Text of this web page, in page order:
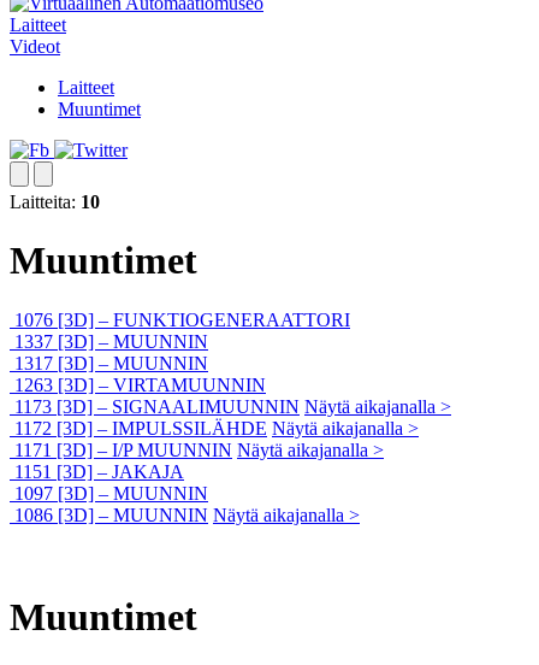
Laitteet
Videot
Laitteet
Muuntimet
Laitteita: 10
Muuntimet
1076 [3D] – FUNKTIOGENERAATTORI
1337 [3D] – MUUNNIN
1317 [3D] – MUUNNIN
1263 [3D] – VIRTAMUUNNIN
1173 [3D] – SIGNAALIMUUNNIN Näytä aikajanalla >
1172 [3D] – IMPULSSILÄHDE Näytä aikajanalla >
1171 [3D] – I/P MUUNNIN Näytä aikajanalla >
1151 [3D] – JAKAJA
1097 [3D] – MUUNNIN
1086 [3D] – MUUNNIN Näytä aikajanalla >
Muuntimet